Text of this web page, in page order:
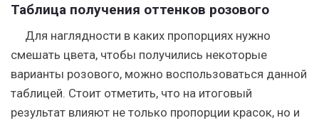
Таблица получения оттенков розового
Для наглядности в каких пропорциях нужно
смешать цвета, чтобы получились некоторые
варианты розового, можно воспользоваться данной
таблицей. Стоит отметить, что на итоговый
результат влияют не только пропорции красок, но и